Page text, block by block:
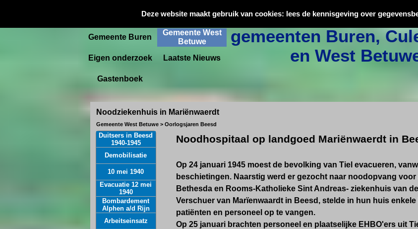
Deze website maakt gebruik van cookies: lees de kennisgeving over
gemeenten Buren,
en West
Gemeente
Culemborg
Gemeente Buren
Gemeente West
Betuwe
Eigen onderzoek
Laatste Nieuws
Gastenboek
Noodziekenhuis in Mariënwaerdt
Gemeente West Betuwe > Oorlogsjaren Beesd
Noodhospitaal op landgoed Mariënwaerdt in
Op 24 januari 1945 moest de bevolking van Tiel evacueren,
beschietingen. Naarstig werd er gezocht naar noodopvang
Bethesda en Rooms-Katholieke Sint Andreas- ziekenhuis van
Verschuer van Marïenwaardt in Beesd, stelde in hun huis
patiënten en personeel op te vangen.
Op 25 januari brachten personeel en plaatselijke EHBO'ers uit
Duitsers in Beesd
1940-1945
Demobilisatie
10 mei 1940
Evacuatie 12 mei
1940
Bombardement
Alphen a/d Rijn
Arbeitseinsatz